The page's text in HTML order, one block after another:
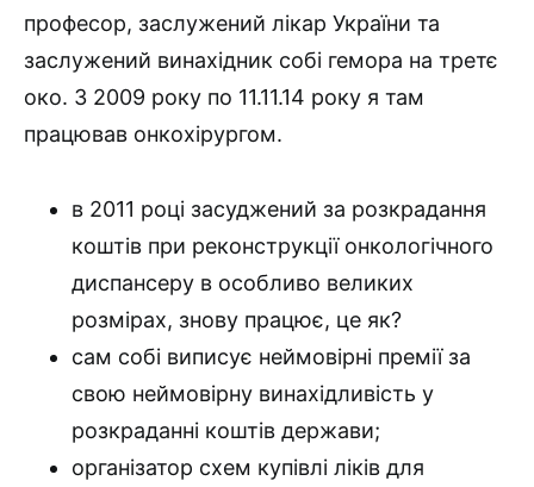
професор, заслужений лікар України та
заслужений винахідник собі гемора на третє
око. З 2009 року по 11.11.14 року я там
працював онкохірургом.
в 2011 році засуджений за розкрадання
коштів при реконструкції онкологічного
диспансеру в особливо великих
розмірах, знову працює, це як?
сам собі виписує неймовірні премії за
свою неймовірну винахідливість у
розкраданні коштів держави;
організатор схем купівлі ліків для